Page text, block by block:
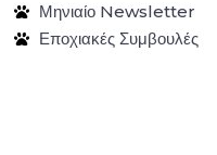
Μηνιαίο Newsletter
Εποχιακές Συμβουλές